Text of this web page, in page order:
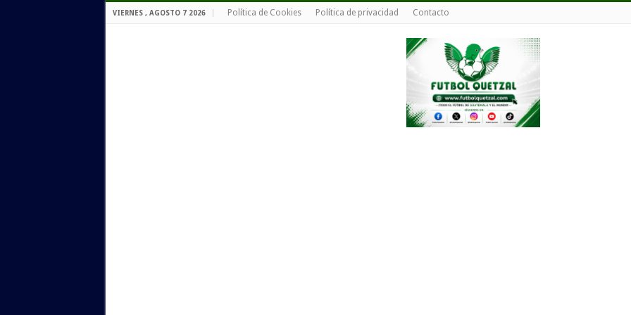
VIERNES , AGOSTO 7 2026 Política de Cookies Política de privacidad Contacto